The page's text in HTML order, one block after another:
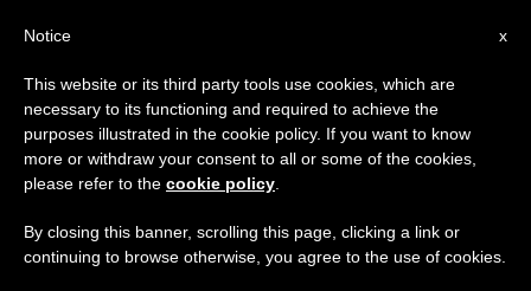
PAPA FRANCESCO, UDIENZA GENERALE
x
Notice
This website or its third party tools use cookies, which are
necessary to its functioning and required to achieve the
purposes illustrated in the cookie policy. If you want to know
more or withdraw your consent to all or some of the cookies,
please refer to the cookie policy
By closing this banner, scrolling this page, clicking a link or
continuing to browse otherwise, you agree to the use of cookies.